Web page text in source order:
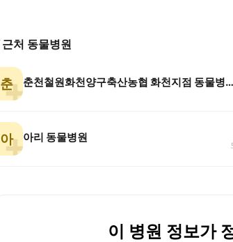
근처 동물병원
춘 춘천철원화천양구축산농협 화천지점 동물병원
아 아리 동물병원
이 병원 정보가